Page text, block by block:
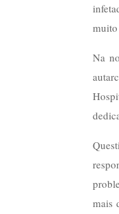
Na
mais